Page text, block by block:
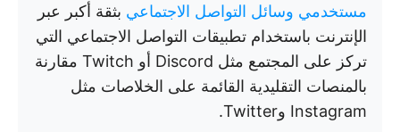
مستخدمي وسائل التواصل الاجتماعي بثقة أكبر عبر
الإنترنت باستخدام تطبيقات التواصل الاجتماعي التي
تركز على المجتمع مثل Discord أو Twitch مقارنة
بالمنصات التقليدية القائمة على الخلاصات مثل
Instagram وTwitter.